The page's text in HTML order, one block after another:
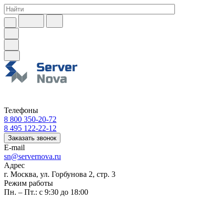
Телефоны
8 800 350-20-72
8 495 122-22-12
Заказать звонок
E-mail
sn@servernova.ru
Адрес
г. Москва, ул. Горбунова 2, стр. 3
Режим работы
Пн. – Пт.: с 9:30 до 18:00